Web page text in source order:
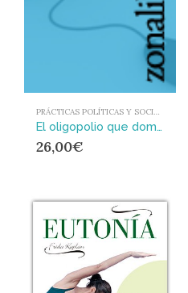
PRÁCTICAS POLÍTICAS Y SOCIALES
El oligopolio que domina el sistema eléctrico : Consecuencias para la transición energética
26,00€